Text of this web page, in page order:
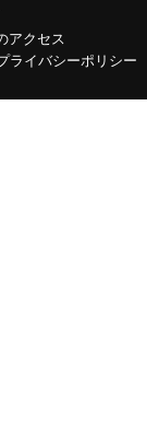
アクセス
ライバシーポリシー